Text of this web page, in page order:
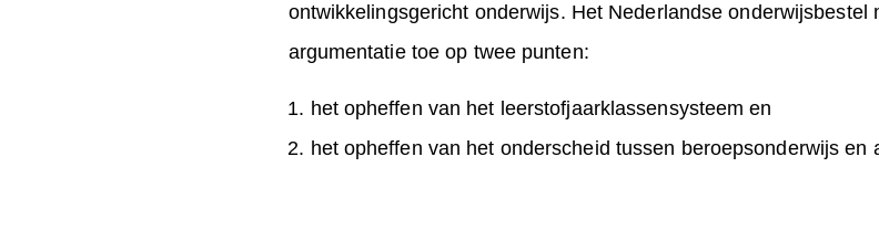
ontwikkelingsgericht onderwijs. Het Nederlandse
argumentatie toe op twee punten:
het opheffen van het leerstofjaarklassensysteem en
het opheffen van het onderscheid tussen beroepsonderwijs en